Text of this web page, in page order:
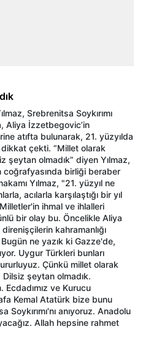
Srebrenitsa Soykırımı
Aliya İzzetbegovic’in
atıfta bulunarak, 21. yüzyılda
dikkat çekti. “Millet olarak
şeytan olmadık” diyen Yılmaz,
coğrafyasında birliği beraber
Yılmaz, "21. yüzyıl ne
acılarla karşılaştığı bir yıl
ihmal ve ihlalleri
bir olay bu. Öncelikle Aliya
kahramanlığı
ne yazık ki Gazze'de,
Uygur Türkleri bunları
Çünkü millet olarak
şeytan olmadık.
ve Kurucu
Kemal Atatürk bize bunu
anıyoruz. Anadolu
Allah hepsine rahmet